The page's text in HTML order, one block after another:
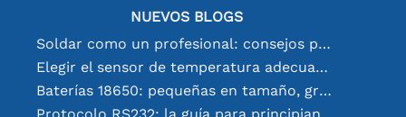
NUEVOS BLOGS
Soldar como un profesional: consejos para conexiones electrónicas perfectas
Elegir el sensor de temperatura adecuado [youtube]
Baterías 18650: pequeñas en tamaño, grandes en rendimiento